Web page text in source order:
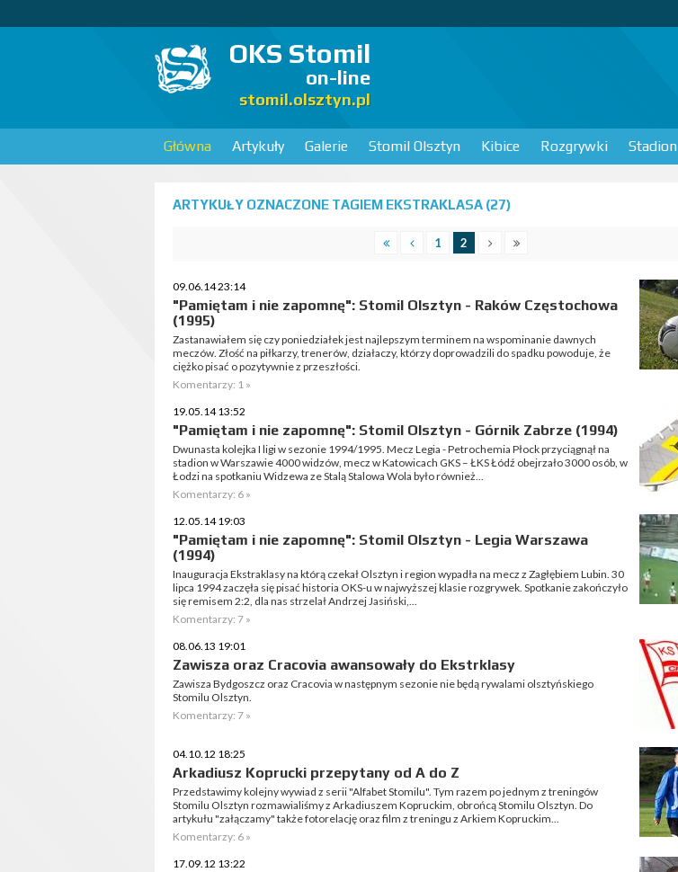
OKS Stomil
on-line
stomil.olsztyn.pl
Główna Artykuły Galerie Stomil Olsztyn Kibice Rozgrywki Stadion
ARTYKUŁY OZNACZONE TAGIEM EKSTRAKLASA (27)
1 2
09.06.14 23:14
"Pamiętam i nie zapomnę": Stomil Olsztyn - Raków Częstochowa
(1995)
Zastanawiałem się czy poniedziałek jest najlepszym terminem na wspominanie dawnych
meczów. Złość na piłkarzy, trenerów, działaczy, którzy doprowadzili do spadku powoduje, że
ciężko pisać o pozytywnie z przeszłości.
Komentarzy: 1 »
19.05.14 13:52
"Pamiętam i nie zapomnę": Stomil Olsztyn - Górnik Zabrze (1994)
Dwunasta kolejka I ligi w sezonie 1994/1995. Mecz Legia - Petrochemia Płock przyciągnął na
stadion w Warszawie 4000 widzów, mecz w Katowicach GKS – ŁKS Łódź obejrzało 3000 osób, w
Łodzi na spotkaniu Widzewa ze Stalą Stalowa Wola było również...
Komentarzy: 6 »
12.05.14 19:03
"Pamiętam i nie zapomnę": Stomil Olsztyn - Legia Warszawa
(1994)
Inauguracja Ekstraklasy na którą czekał Olsztyn i region wypadła na mecz z Zagłębiem Lubin. 30
lipca 1994 zaczęła się pisać historia OKS-u w najwyższej klasie rozgrywek. Spotkanie zakończyło
się remisem 2:2, dla nas strzelał Andrzej Jasiński,...
Komentarzy: 7 »
08.06.13 19:01
Zawisza oraz Cracovia awansowały do Ekstrklasy
Zawisza Bydgoszcz oraz Cracovia w następnym sezonie nie będą rywalami olsztyńskiego
Stomilu Olsztyn.
Komentarzy: 7 »
04.10.12 18:25
Arkadiusz Koprucki przepytany od A do Z
Przedstawimy kolejny wywiad z serii "Alfabet Stomilu". Tym razem po jednym z treningów
Stomilu Olsztyn rozmawialiśmy z Arkadiuszem Kopruckim, obrońcą Stomilu Olsztyn. Do
artykułu "załączamy" także fotorelację oraz film z treningu z Arkiem Kopruckim...
Komentarzy: 6 »
17.09.12 13:22